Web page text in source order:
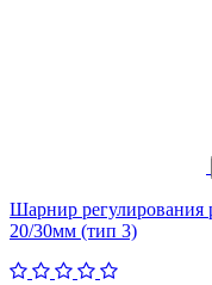
Шарнир регулирования
20/30мм (тип 3)